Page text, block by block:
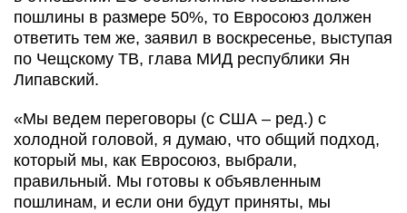
пошлины в размере 50%, то Евросоюз должен
ответить тем же, заявил в воскресенье, выступая
по Чещскому ТВ, глава МИД республики Ян
Липавский.
«Мы ведем переговоры (с США – ред.) с
холодной головой, я думаю, что общий подход,
который мы, как Евросоюз, выбрали,
правильный. Мы готовы к объявленным
пошлинам, и если они будут приняты, мы